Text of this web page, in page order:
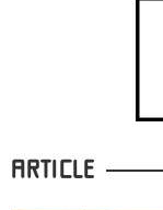
ARTICLE